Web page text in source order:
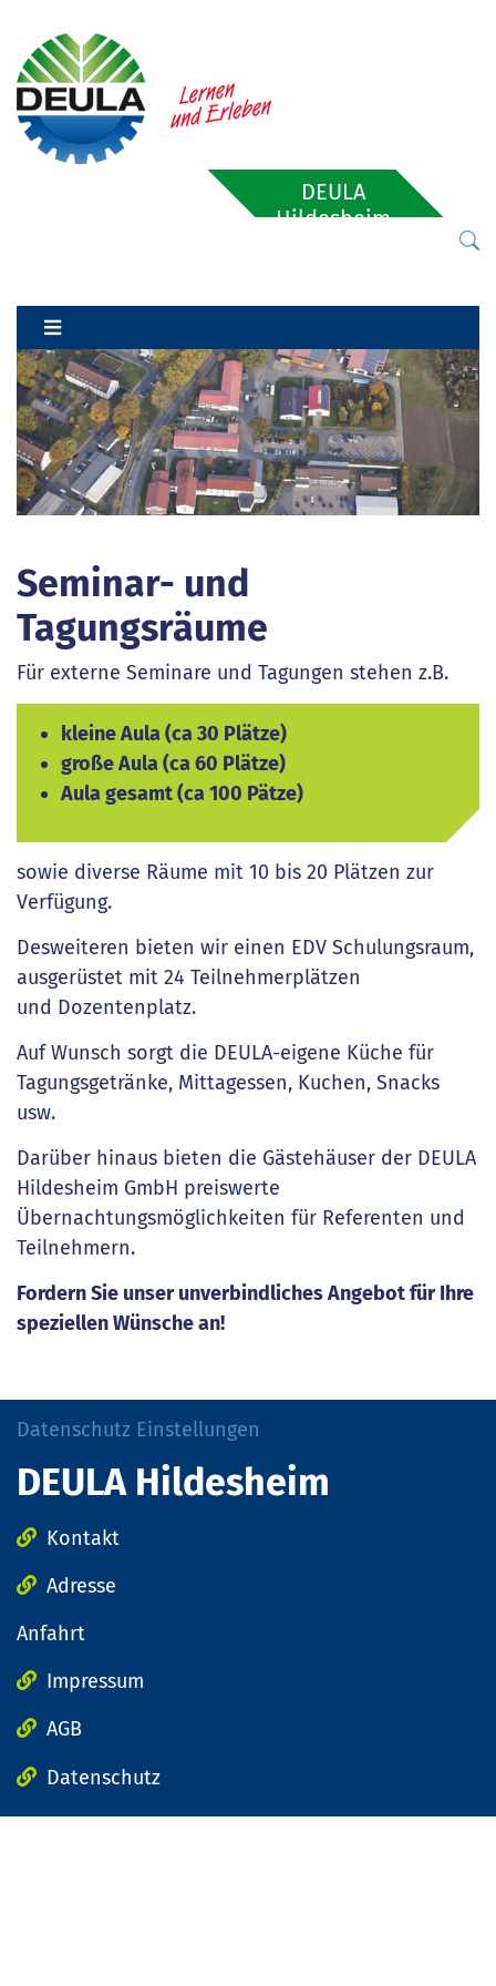
DEULA
Hildesheim
Seminar- und
Tagungsräume
Für externe Seminare und Tagungen stehen z.B.
kleine Aula (ca 30 Plätze)
große Aula (ca 60 Plätze)
Aula gesamt (ca 100 Pätze)
sowie diverse Räume mit 10 bis 20 Plätzen zur
Verfügung.
Desweiteren bieten wir einen EDV Schulungsraum,
ausgerüstet mit 24 Teilnehmerplätzen
und Dozentenplatz.
Auf Wunsch sorgt die DEULA-eigene Küche für
Tagungsgetränke, Mittagessen, Kuchen, Snacks
usw.
Darüber hinaus bieten die Gästehäuser der DEULA
Hildesheim GmbH preiswerte
Übernachtungsmöglichkeiten für Referenten und
Teilnehmern.
Fordern Sie unser unverbindliches Angebot für Ihre
speziellen Wünsche an!
Datenschutz Einstellungen
DEULA Hildesheim
Kontakt
Adresse
Anfahrt
Impressum
AGB
Datenschutz